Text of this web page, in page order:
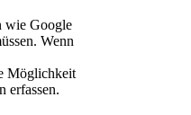
wie Google
Wenn
Möglichkeit
erfassen.